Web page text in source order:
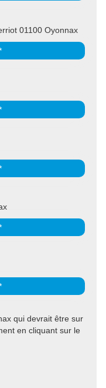
01100 Oyonnax
qui devrait être sur
en cliquant sur le